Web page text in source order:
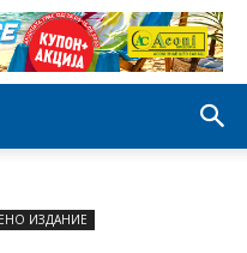
ИЗДАНИЕ